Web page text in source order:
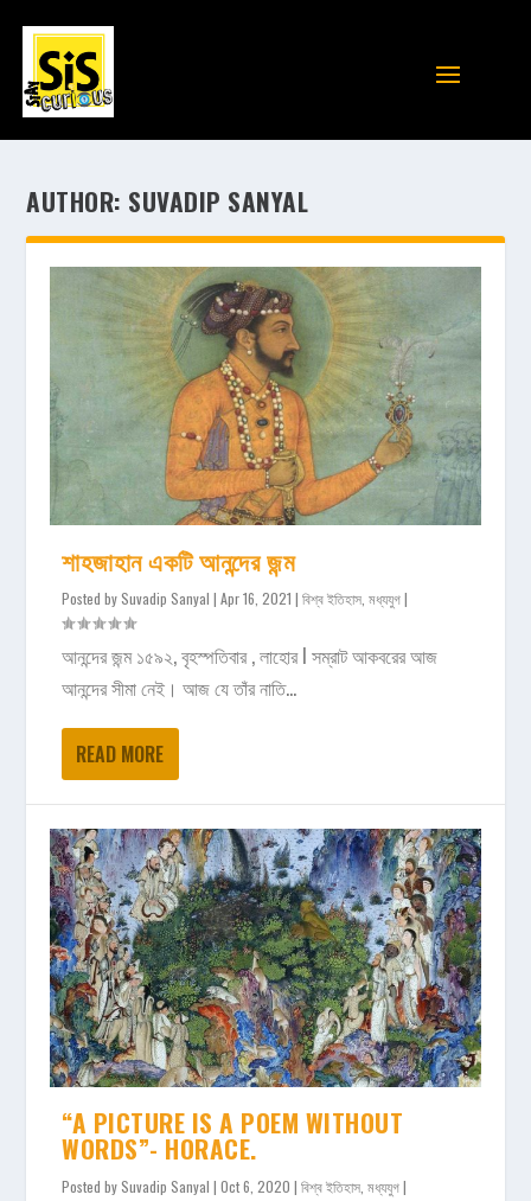
AUTHOR: SUVADIP SANYAL
শাহজাহান একটি আনন্দের জন্ম
Posted by Suvadip Sanyal |Apr 16, 2021 |বিশ্ব ইতিহাস ,মধ্যযুগ|
আনন্দের জন্ম ১৫৯২, বৃহস্পতিবার , লাহোর I সম্রাট আকবরের আজ
আনন্দের সীমা নেই। আজ যে তাঁর নাতি...
READ MORE
“A PICTURE IS A POEM WITHOUT
WORDS”- HORACE.
Posted by Suvadip Sanyal |Oct 6, 2020 |বিশ্ব ইতিহাস ,মধ্যযুগ|